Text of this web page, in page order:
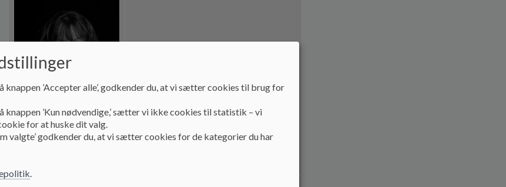
Pædagog i børnehaven
knappen ’Accepter alle’, godkender du, at vi sætter cookies til brug for
knappen ’Kun nødvendige,’ sætter vi ikke cookies til statistik – vi
for at huske dit valg.
valgte’ godkender du, at vi sætter cookies for de kategorier du har
.